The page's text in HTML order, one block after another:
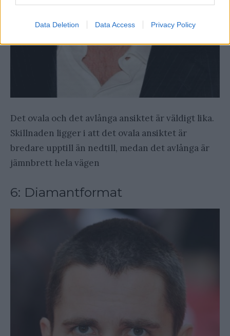
Data Deletion Data Access Privacy Policy
Det ovala och det avlånga ansiktet är väldigt lika.
Skillnaden ligger i att det ovala ansiktet är
bredare upptill än nedtill, medan det avlånga är
jämnbrett hela vägen
6: Diamantformat